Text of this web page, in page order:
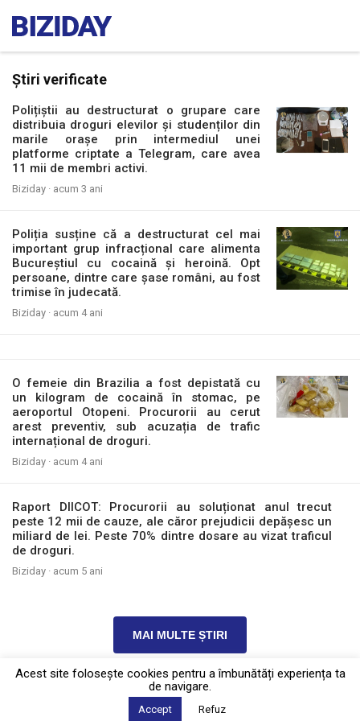
Știri verificate
Polițiștii au destructurat o grupare care
distribuia droguri elevilor și studenților din
marile orașe prin intermediul unei
platforme criptate a Telegram, care avea
11 mii de membri activi.
Biziday · acum 3 ani
Poliția susține că a destructurat cel mai
important grup infracțional care alimenta
Bucureștiul cu cocaină și heroină. Opt
persoane, dintre care șase români, au fost
trimise în judecată.
Biziday · acum 4 ani
O femeie din Brazilia a fost depistată cu
un kilogram de cocaină în stomac, pe
aeroportul Otopeni. Procurorii au cerut
arest preventiv, sub acuzația de trafic
internațional de droguri.
Biziday · acum 4 ani
Raport DIICOT: Procurorii au soluționat anul trecut
peste 12 mii de cauze, ale căror prejudicii depășesc un
miliard de lei. Peste 70% dintre dosare au vizat traficul
de droguri.
Biziday · acum 5 ani
MAI MULTE ȘTIRI
Politica de confidențialitate
2026 © Biziday
Acest site foloseşte cookies pentru a îmbunătăți experiența ta
de navigare.
Accept Refuz